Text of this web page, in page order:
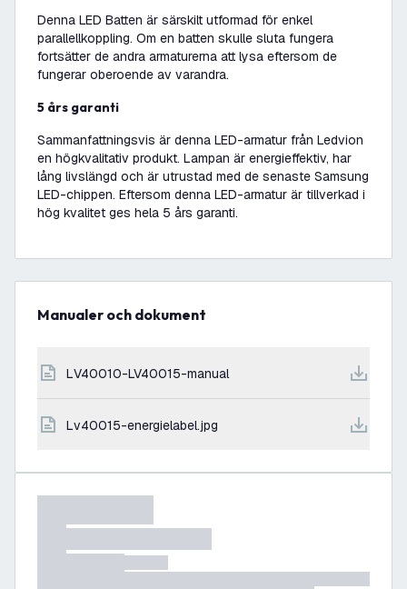
Denna LED Batten är särskilt utformad för enkel
parallellkoppling. Om en batten skulle sluta fungera
fortsätter de andra armaturerna att lysa eftersom de
fungerar oberoende av varandra.
5 års garanti
Sammanfattningsvis är denna LED-armatur från Ledvion
en högkvalitativ produkt. Lampan är energieffektiv, har
lång livslängd och är utrustad med de senaste Samsung
LED-chippen. Eftersom denna LED-armatur är tillverkad i
hög kvalitet ges hela 5 års garanti.
Manualer och dokument
LV40010-LV40015-manual
lv40015-energielabel.jpg